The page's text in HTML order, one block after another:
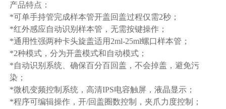
产品特点：
*可单手持管完成样本管开盖回盖过程仅需2秒；
*红外感应自动识别样本管，无需按键操作；
*通用性强两种卡头旋盖适用2ml-25ml螺口样本管；
*2种模式，分为开盖模式和自动模式；
*自动识别系统、确保百分百回盖，不会掉盖，避免污
染；
*微机变频控制系统，高清IPS电容触屏，液晶显示；
*程序可编辑操作，开/回盖圈数控制，夹爪力度控制；